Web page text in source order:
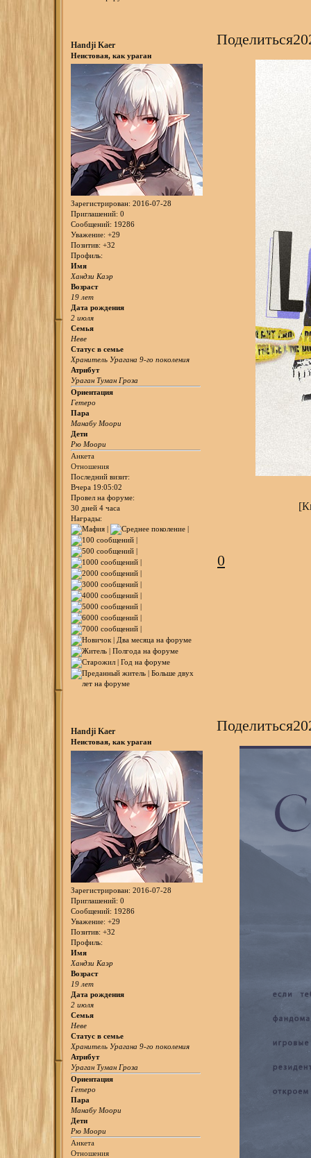
Поделиться
Handji Kaer
Неистовая, как ураган
Зарегистрирован: 2016-07-28
Приглашений: 0
Сообщений: 19286
Уважение: +29
Позитив: +32
Профиль:
Имя
Хандзи Каэр
Возраст
19 лет
Дата рождения
2 июля
Семья
Неве
Статус в семье
Хранитель Урагана 9-го поколения
Атрибут
Ураган Туман Гроза
Ориентация
Гетеро
Пара
Манабу Моори
Дети
Рю Моори
Анкета
Отношения
Последний визит:
Вчера 19:05:02
Провел на форуме:
30 дней 4 часа
Награды:
0
Поделиться
Handji Kaer
Неистовая, как ураган
Зарегистрирован: 2016-07-28
Приглашений: 0
Сообщений: 19286
Уважение: +29
Позитив: +32
Профиль:
Имя
Хандзи Каэр
Возраст
19 лет
Дата рождения
2 июля
Семья
Неве
Статус в семье
Хранитель Урагана 9-го поколения
Атрибут
Ураган Туман Гроза
Ориентация
Гетеро
Пара
Манабу Моори
Дети
Рю Моори
Анкета
Отношения